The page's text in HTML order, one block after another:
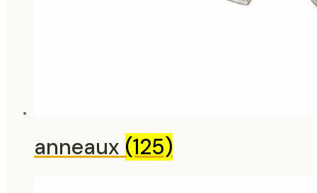
anneaux (125)